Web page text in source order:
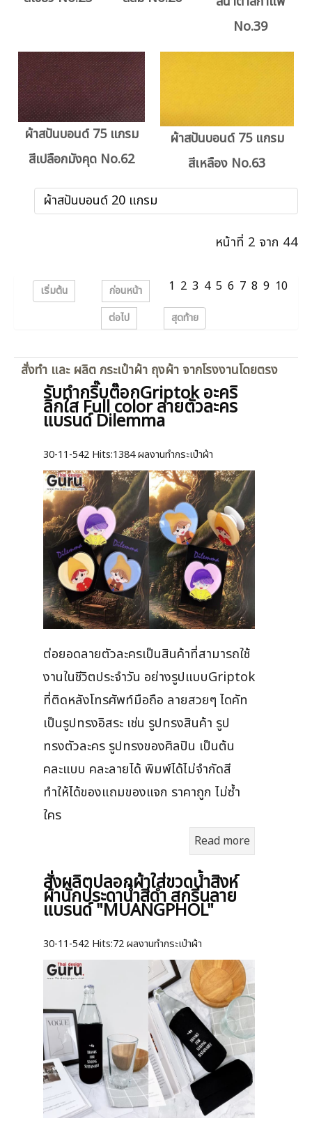
No.39
ผ้าสปันบอนด์ 75 แกรม
สีเปลือกมังคุด No.62
ผ้าสปันบอนด์ 75 แกรม
สีเหลือง No.63
ผ้าสปันบอนด์ 20 แกรม
หน้าที่ 2 จาก 44
เริ่มต้น ก่อนหน้า 1 2 3 4 5 6 7 8 9 10
ต่อไป สุดท้าย
สั่งทำ และ ผลิต กระเป๋าผ้า ถุงผ้า จากโรงงานโดยตรง
รับทำกริ๊บต๊อกGriptok อะคริ
ลิกใส Full color ลายตัวละคร
แบรนด์ Dilemma
30-11-542 Hits:1384 ผลงานทำกระเป๋าผ้า
ต่อยอดลายตัวละครเป็นสินค้าที่สามารถใช้
งานในชีวิตประจำวัน อย่างรูปแบบGriptok
ที่ติดหลังโทรศัพท์มือถือ ลายสวยๆ ไดคัท
เป็นรูปทรงอิสระ เช่น รูปทรงสินค้า รูป
ทรงตัวละคร รูปทรงของศิลปิน เป็นต้น
คละแบบ คละลายได้ พิมพ์ได้ไม่จำกัดสี
ทำให้ได้ของแถมของแจก ราคาถูก ไม่ซ้ำ
ใคร
Read more
สั่งผลิตปลอกผ้าใส่ขวดน้ำสิงห์
ผ้านักประดาน้ำสีดำ สกรีนลาย
แบรนด์ "MUANGPHOL"
30-11-542 Hits:72 ผลงานทำกระเป๋าผ้า